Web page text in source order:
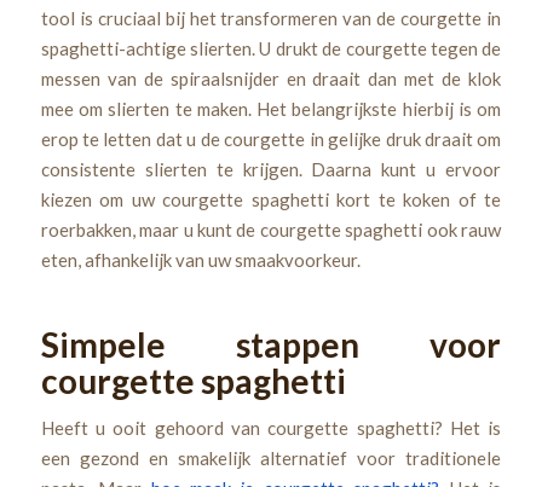
tool is cruciaal bij het transformeren van de courgette in
spaghetti-achtige slierten. U drukt de courgette tegen de
messen van de spiraalsnijder en draait dan met de klok
mee om slierten te maken. Het belangrijkste hierbij is om
erop te letten dat u de courgette in gelijke druk draait om
consistente slierten te krijgen. Daarna kunt u ervoor
kiezen om uw courgette spaghetti kort te koken of te
roerbakken, maar u kunt de courgette spaghetti ook rauw
eten, afhankelijk van uw smaakvoorkeur.
Simpele stappen voor
courgette spaghetti
Heeft u ooit gehoord van courgette spaghetti? Het is
een gezond en smakelijk alternatief voor traditionele